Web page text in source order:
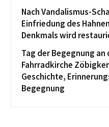
Nach Vandalismus-
Einfriedung des
Denkmals wird
Tag der Begegnung an
Fahrradkirche
Geschichte,
Begegnung